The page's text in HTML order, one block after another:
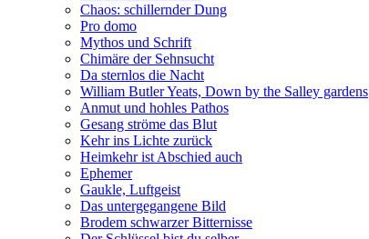
Chaos: schillernder Dung
Pro domo
Mythos und Schrift
Chimäre der Sehnsucht
Da sternlos die Nacht
William Butler Yeats, Down by the Salley gardens
Anmut und hohles Pathos
Gesang ströme das Blut
Kehr ins Lichte zurück
Heimkehr ist Abschied auch
Ephemer
Gaukle, Luftgeist
Das untergegangene Bild
Brodem schwarzer Bitternisse